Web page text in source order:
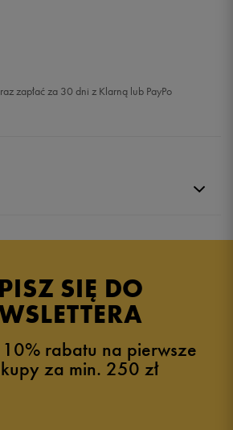
zapłać za 30 dni z Klarną lub PayPo
SIĘ DO
rabatu na pierwsze
za min. 250 zł